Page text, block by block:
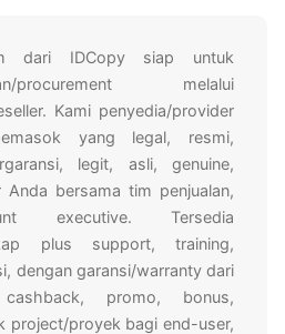
dari IDCopy siap untuk
procurement melalui
Kami penyedia/provider
yang legal, resmi,
legit, asli, genuine,
Anda bersama tim penjualan,
executive. Tersedia
plus support, training,
dengan garansi/warranty dari
promo, bonus,
project/proyek bagi end-user,